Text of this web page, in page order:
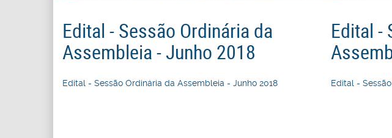
Edital - Sessão Ordinária da
Assembleia - Junho 2018
Edital - Sessão Ordinária da Assembleia - Junho 2018
Edital -
Edital -